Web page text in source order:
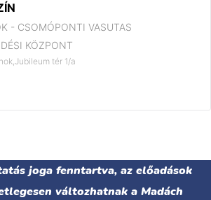
- CSOMÓPONTI VASUTAS
KÖZPONT
tér 1/a
joga fenntartva, az előadások
változhatnak a Madách